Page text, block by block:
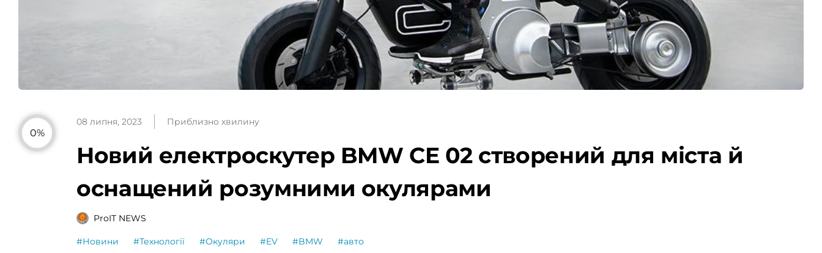
0%
08 липня, 2023 Приблизно хвилину
Новий електроскутер BMW CE 02 створений для міста й
оснащений розумними окулярами
ProIT NEWS
#Новини #Технології #Окуляри #EV #BMW #авто